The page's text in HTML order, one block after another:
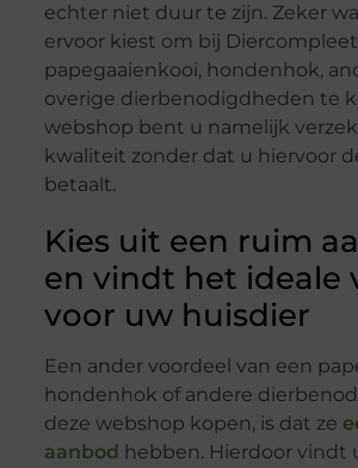
echter niet duur te zijn. Zeker
ervoor kiest om bij
papegaaienkooi, hondenhok,
overige dierbenodigdheden te
webshop bent u namelijk
kwaliteit zonder dat u hiervoor
betaalt.
Kies uit een ruim
en vindt het ideale
voor uw huisdier
Een ander voordeel van een
hondenhok of andere
deze webshop kopen, is dat ze
aanbod hebben. Hierdoor vindt